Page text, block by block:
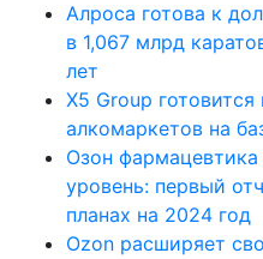
Алроса готова к
в 1,067 млрд
лет
X5 Group
алкомаркетов на
Озон
уровень: первый
планах на 2024 год
Ozon расширяет